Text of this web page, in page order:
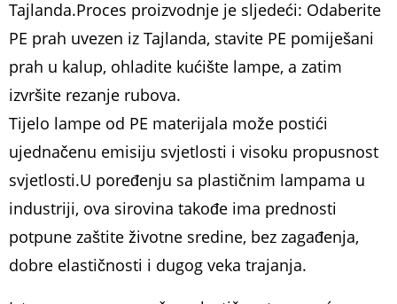
Tajlanda.Proces proizvodnje je sljedeći: Odaberite
PE prah uvezen iz Tajlanda, stavite PE pomiješani
prah u kalup, ohladite kućište lampe, a zatim
izvršite rezanje rubova.
Tijelo lampe od PE materijala može postići
ujednačenu emisiju svjetlosti i visoku propusnost
svjetlosti.U poređenju sa plastičnim lampama u
industriji, ova sirovina takođe ima prednosti
potpune zaštite životne sredine, bez zagađenja,
dobre elastičnosti i dugog veka trajanja.